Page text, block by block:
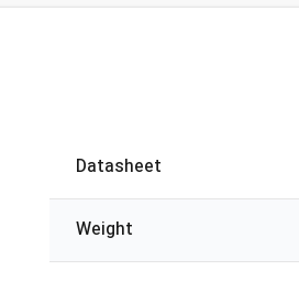
Datasheet
Weight